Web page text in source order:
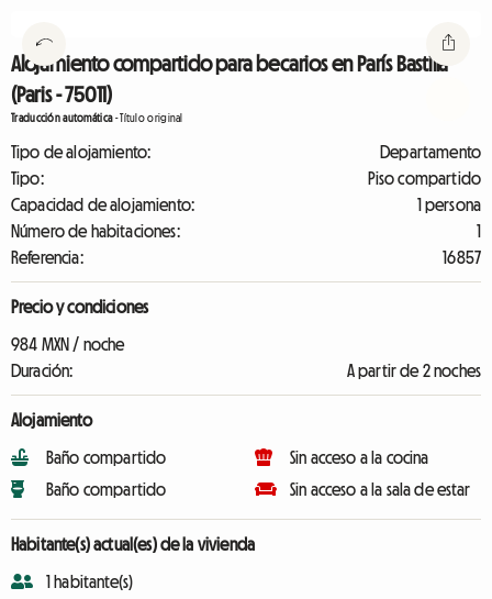
Alojamiento compartido para becarios en París Bastilla
(Paris - 75011)
Traducción automática-Título original
Tipo de alojamiento:
Departamento
Tipo:
Piso compartido
Capacidad de alojamiento:
1 persona
Número de habitaciones:
1
Referencia:
16857
Precio y condiciones
984 MXN / noche
Duración:
A partir de 2 noches
Alojamiento
Baño compartido
Baño compartido
Sin acceso a la cocina
Sin acceso a la sala de estar
Habitante(s) actual(es) de la vivienda
1 habitante(s)